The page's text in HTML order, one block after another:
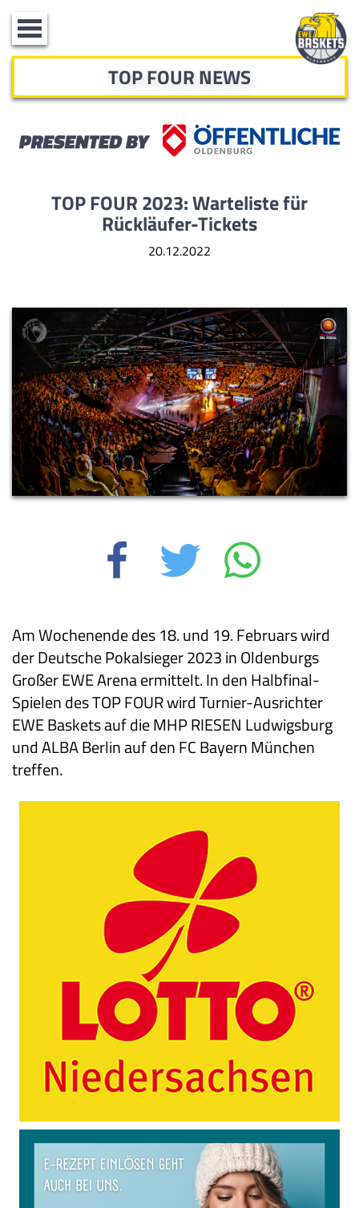
Toggle
navigation
TOP FOUR NEWS
TOP FOUR 2023: Warteliste für
Rückläufer-Tickets
20.12.2022
Am Wochenende des 18. und 19. Februars wird
der Deutsche Pokalsieger 2023 in Oldenburgs
Großer EWE Arena ermittelt. In den Halbfinal-
Spielen des TOP FOUR wird Turnier-Ausrichter
EWE Baskets auf die MHP RIESEN Ludwigsburg
und ALBA Berlin auf den FC Bayern München
treffen.